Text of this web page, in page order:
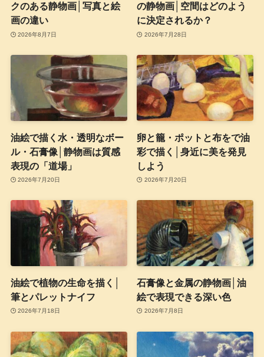
クのある静物画│写真と絵
画の違い
2026年8月7日
の静物画│空間はどのよう
に決定されるか？
2026年7月28日
油絵で描く水・透明なボー
ル・石膏像│静物画は質感
表現の「道場」
2026年7月20日
卵と籠・ポットと布をで油
彩で描く│身近に美を発見
しよう
2026年7月20日
油絵で植物の生命を描く│
筆とパレットナイフ
2026年7月18日
石膏像と金属の静物画│油
絵で表現できる深い色
2026年7月8日